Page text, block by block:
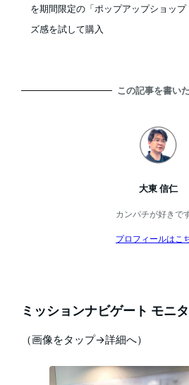
を期間限定の「ポップアップショッ
ズ感を試して購入
この記事を書い
大東 信仁
カンパチが好きです
プロフィールはこ
ミッションナビゲート モニ
（画像をタップ→詳細へ）